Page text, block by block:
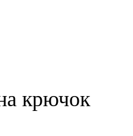
крючок